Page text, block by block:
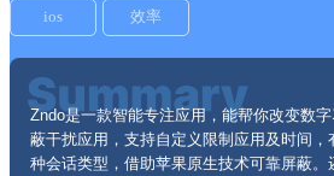
ios 效率
Zndo是一款智能专注应用，能帮你改变数
蔽干扰应用，支持自定义限制应用及时间
种会话类型，借助苹果原生技术可靠屏蔽